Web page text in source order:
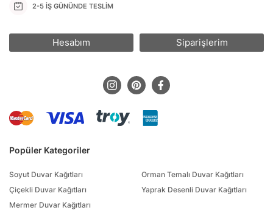
Popüler Kategoriler
Soyut Duvar Kağıtları
Çiçekli Duvar Kağıtları
Mermer Duvar Kağıtları
Orman Temalı Duvar Kağıtları
Yaprak Desenli Duvar Kağıtları
2-5 İŞ GÜNÜNDE TESLİM
Hesabım Siparişlerim